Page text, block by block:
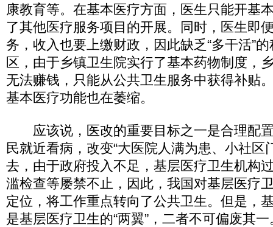
康教育等。在基本医疗方面，医生只能开基
了其他医疗服务项目的开展。同时，医生即
务，收入也要上缴财政，因此缺乏“多干活”
区，由于乡镇卫生院实行了基本药物制度，
无法赚钱，只能从公共卫生服务中获得补贴
基本医疗功能也在萎缩。
应该说，医改的重要目标之一是合理配
民就近看病，改变“大医院人满为患、小社区
去，由于政府投入不足，基层医疗卫生机构
滥检查等屡禁不止，因此，我国对基层医疗
定位，将工作重点转向了公共卫生。但是，
是基层医疗卫生的“两翼”，二者不可偏废其